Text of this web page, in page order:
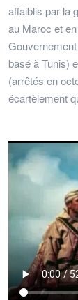
affaiblis par la
au Maroc et
basé à Tunis)
(arrêtés en
écartèlement